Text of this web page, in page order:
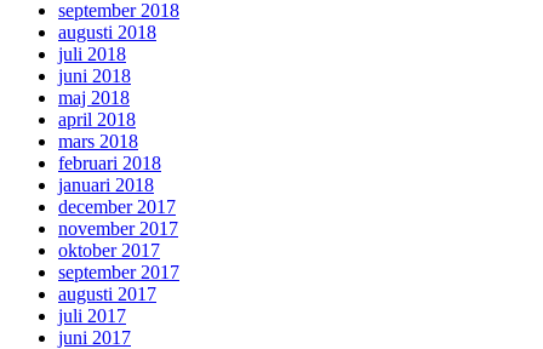
september 2018
augusti 2018
juli 2018
juni 2018
maj 2018
april 2018
mars 2018
februari 2018
januari 2018
december 2017
november 2017
oktober 2017
september 2017
augusti 2017
juli 2017
juni 2017